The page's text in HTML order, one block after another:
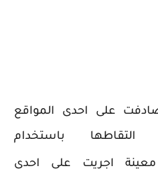
على احدى المواقع
باستخدام
معينة اجريت على احدى